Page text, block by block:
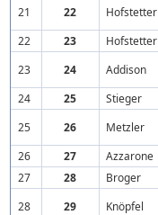
21 22 Hofstetter
22
23 Hofstetter
23
24 Addison
24
25 Stieger
25
26 Metzler
26
27 Azzarone
27
28 Broger
28
29 Knöpfel